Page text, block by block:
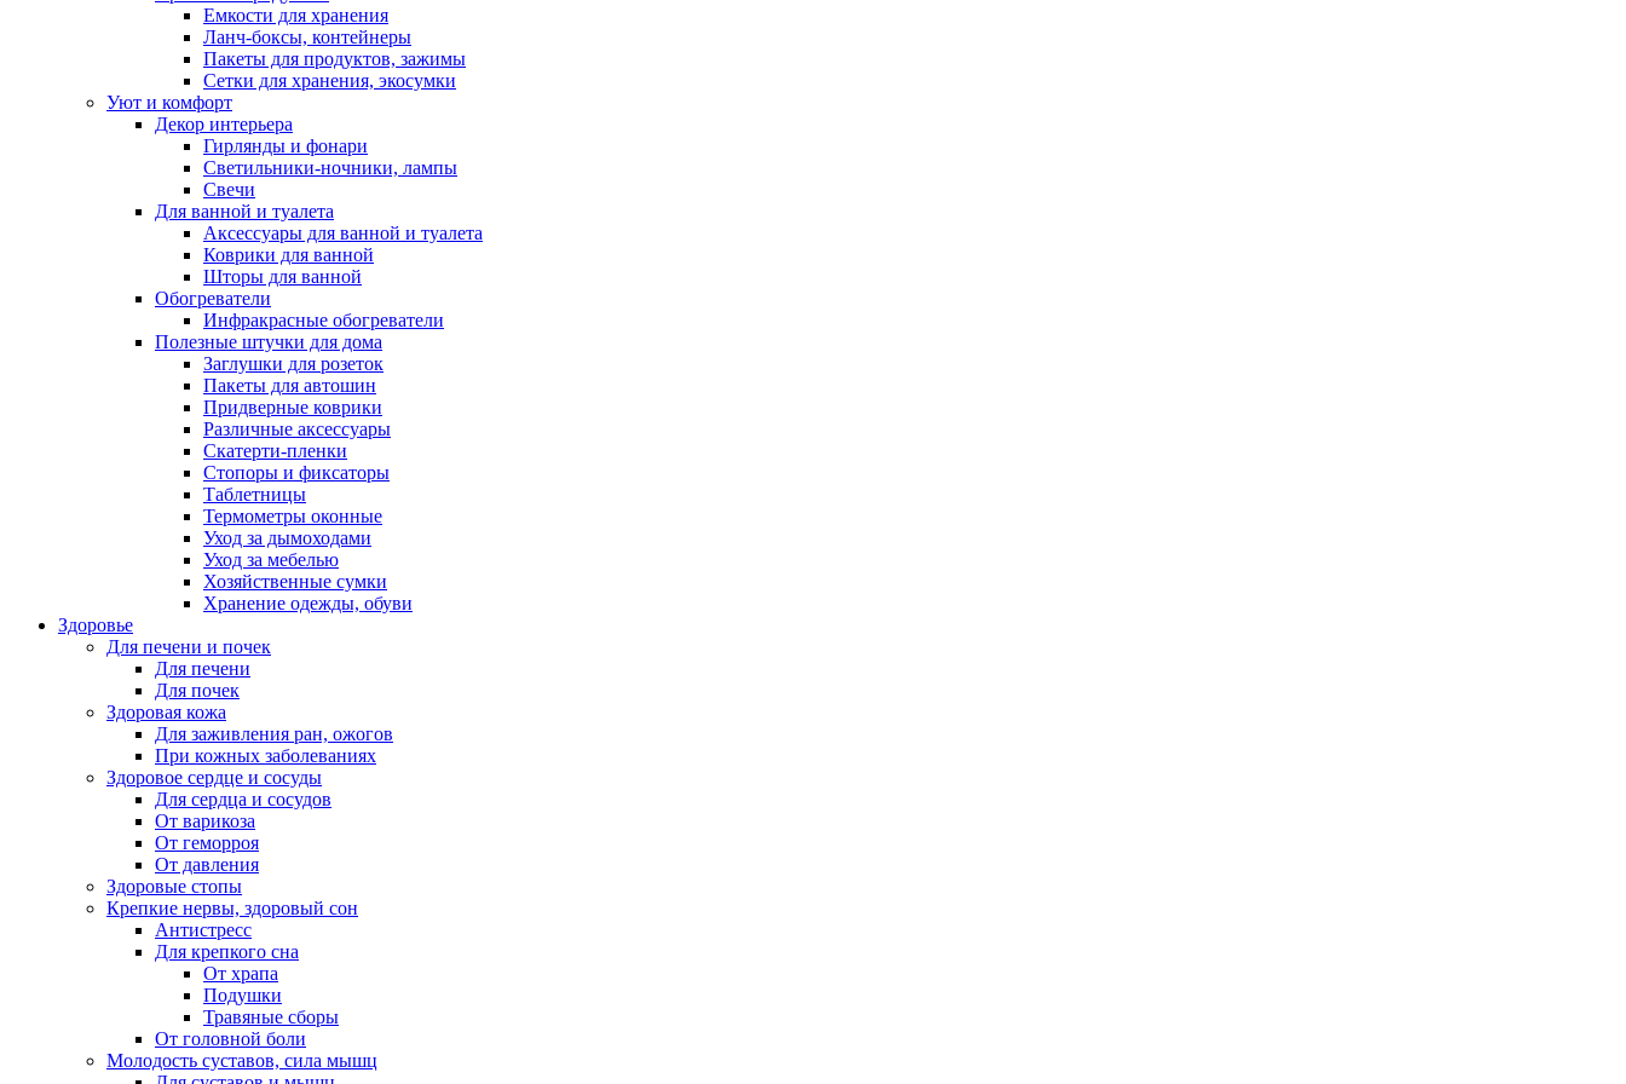
Емкости для хранения
Ланч-боксы, контейнеры
Пакеты для продуктов, зажимы
Сетки для хранения, экосумки
Уют и комфорт
Декор интерьера
Гирлянды и фонари
Светильники-ночники, лампы
Свечи
Для ванной и туалета
Аксессуары для ванной и туалета
Коврики для ванной
Шторы для ванной
Обогреватели
Инфракрасные обогреватели
Полезные штучки для дома
Заглушки для розеток
Пакеты для автошин
Придверные коврики
Различные аксессуары
Скатерти-пленки
Стопоры и фиксаторы
Таблетницы
Термометры оконные
Уход за дымоходами
Уход за мебелью
Хозяйственные сумки
Хранение одежды, обуви
Здоровье
Для печени и почек
Для печени
Для почек
Здоровая кожа
Для заживления ран, ожогов
При кожных заболеваниях
Здоровое сердце и сосуды
Для сердца и сосудов
От варикоза
От геморроя
От давления
Здоровые стопы
Крепкие нервы, здоровый сон
Антистресс
Для крепкого сна
От храпа
Подушки
Травяные сборы
От головной боли
Молодость суставов, сила мышц